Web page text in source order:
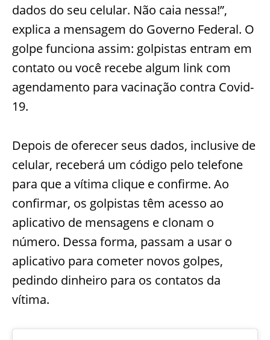
dados do seu celular. Não caia nessa!”,
explica a mensagem do Governo Federal. O
golpe funciona assim: golpistas entram em
contato ou você recebe algum link com
agendamento para vacinação contra Covid-
19.
Depois de oferecer seus dados, inclusive de
celular, receberá um código pelo telefone
para que a vítima clique e confirme. Ao
confirmar, os golpistas têm acesso ao
aplicativo de mensagens e clonam o
número. Dessa forma, passam a usar o
aplicativo para cometer novos golpes,
pedindo dinheiro para os contatos da
vítima.